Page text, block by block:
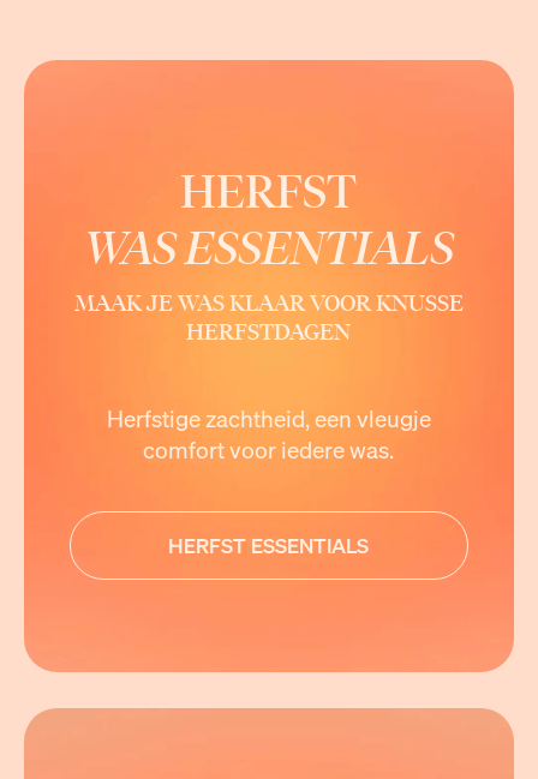
HERFST
WAS ESSENTIALS
MAAK JE WAS KLAAR VOOR KNUSSE
HERFSTDAGEN
Herfstige zachtheid, een vleugje
comfort voor iedere was.
HERFST ESSENTIALS